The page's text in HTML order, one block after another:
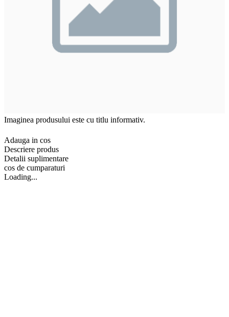
Imaginea produsului este cu titlu informativ.
Adauga in cos
Descriere produs
Detalii suplimentare
cos de cumparaturi
Loading...